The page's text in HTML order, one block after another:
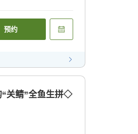
预约
“关鲭”全鱼生拼◇